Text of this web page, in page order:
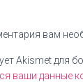
вам
Akismet для
ваши данные